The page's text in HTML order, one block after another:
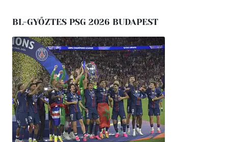
BL-GYŐZTES PSG 2026 BUDAPEST